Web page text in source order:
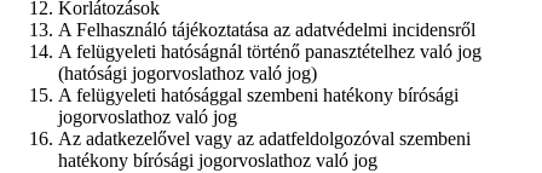
Korlátozások
A Felhasználó tájékoztatása az adatvédelmi incidensről
A felügyeleti hatóságnál történő panasztételhez való jog
(hatósági jogorvoslathoz való jog)
A felügyeleti hatósággal szembeni hatékony bírósági
jogorvoslathoz való jog
Az adatkezelővel vagy az adatfeldolgozóval szembeni
hatékony bírósági jogorvoslathoz való jog